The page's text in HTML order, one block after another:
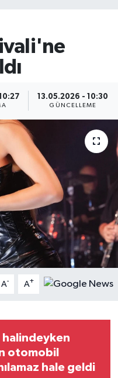
13.05.2026 - 10:30
GÜNCELLEME
A- A+
halindeyken
otomobil
hale geldi